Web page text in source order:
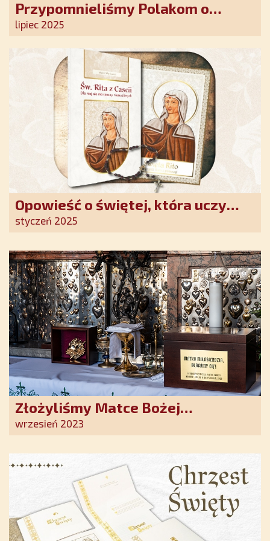
Przypomnieliśmy Polakom o
obecności Anioła Stróża!
lipiec 2025
Opowieść o świętej, która uczy
szczerego oddania się Bogu.
nadziei w XXI wieku
styczeń 2025
Złożyliśmy Matce Bożej
Ostrobramskiej pozłacane wotum
wrzesień 2023